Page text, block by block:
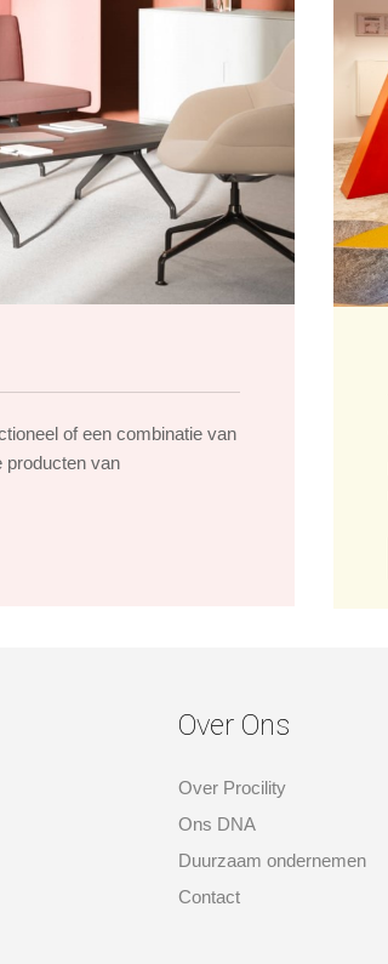
of een combinatie van
producten van
Over Ons
Over Procility
Ons DNA
Duurzaam ondernemen
Contact